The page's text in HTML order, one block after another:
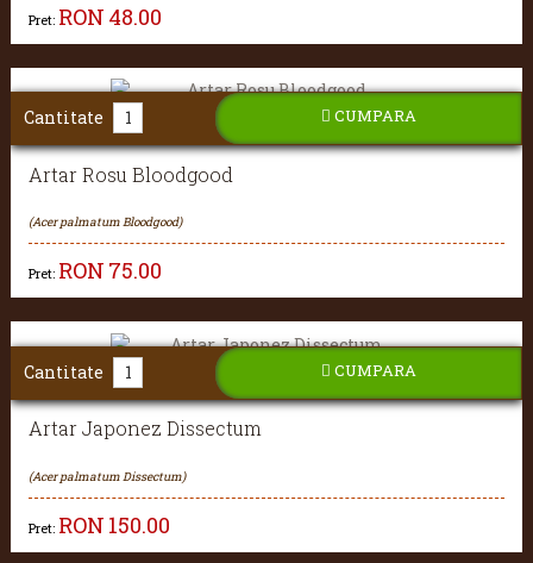
Pret: RON 48.00
Artar Rosu Bloodgood
(Acer palmatum Bloodgood)
Pret: RON 75.00
Cantitate CUMPARA
Artar Japonez Dissectum
(Acer palmatum Dissectum)
Pret: RON 150.00
Cantitate CUMPARA